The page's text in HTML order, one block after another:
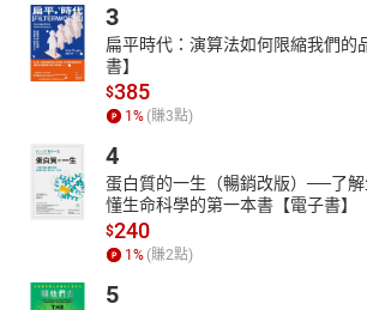
3
扁平時代：演算法如何限縮我們的
書】
$385
1% (賺3點)
4
蛋白質的一生（暢銷改版）──了
懂生命科學的第一本書【電子書】
$240
1% (賺2點)
5